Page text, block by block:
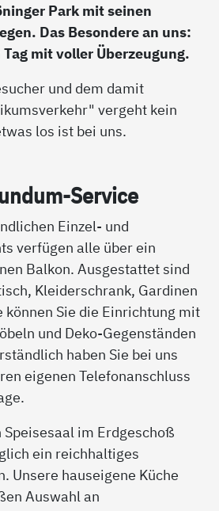
Park mit seinen
Das Besondere an uns:
mit voller Überzeugung.
und dem damit
vergeht kein
los ist bei uns.
Ser­vice
Einzel- und
verfügen alle über ein
Balkon. Ausgestattet sind
Kleiderschrank, Gardinen
können Sie die Einrichtung mit
und Deko-Gegenständen
haben Sie bei uns
eigenen Telefonanschluss
im Erdgeschoß
ein reichhaltiges
Unsere hauseigene Küche
Auswahl an